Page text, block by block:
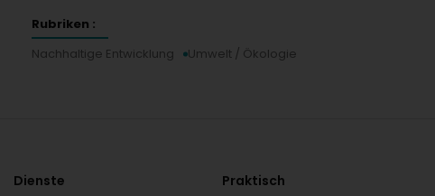
Rubriken :
Nachhaltige Entwicklung
Umwelt / Ökologie
Dienste Praktisch